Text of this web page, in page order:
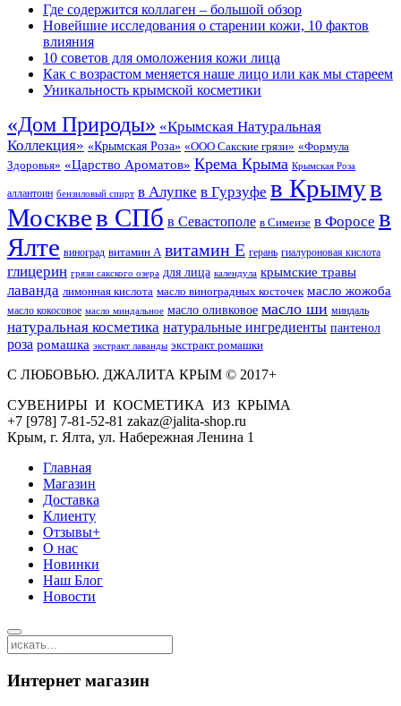
Где содержится коллаген – большой обзор
Новейшие исследования о старении кожи, 10 фактов
влияния
10 советов для омоложения кожи лица
Как с возрастом меняется наше лицо или как мы стареем
Уникальность крымской косметики
«Дом Природы» «Крымская Натуральная
Коллекция» «Крымская Роза» «ООО Сакские грязи» «Формула
Здоровья» «Царство Ароматов» Крема Крыма Крымская Роза
аллантоин бензиловый спирт в Алупке в Гурзуфе в Крымув
Москвев СПб в Севастополе в Симеизе в Форосе в
Ялте виноград витамин А витамин Е герань гиалуроновая кислота
глицерин грязи сакского озера для лица календула крымские травы
лаванда лимонная кислота масло виноградных косточек масло жожоба
масло кокосовое масло миндальное масло оливковое масло ши миндаль
натуральная косметика натуральные ингредиенты пантенол
роза ромашка экстракт лаванды экстракт ромашки
С ЛЮБОВЬЮ. ДЖАЛИТА КРЫМ © 2017+
СУВЕНИРЫ И КОСМЕТИКА ИЗ КРЫМА
+7 [978] 7-81-52-81 zakaz@jalita-shop.ru
Крым, г. Ялта, ул. Набережная Ленина 1
Главная
Магазин
Доставка
Клиенту
Отзывы+
О нас
Новинки
Наш Блог
Новости
Интернет магазин